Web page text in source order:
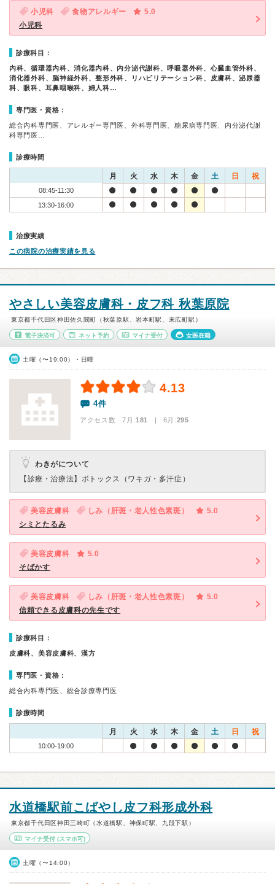
小児科 食物アレルギー
5.0
小児科
診療科目：
内科、循環器内科、消化器内科、内分泌代謝科、呼吸器外科、心臓血管外科、
消化器外科、脳神経外科、整形外科、リハビリテーション科、皮膚科、泌尿器
科、眼科、耳鼻咽喉科、婦人科…
専門医・資格：
総合内科専門医、アレルギー専門医、外科専門医、糖尿病専門医、内分泌代謝
科専門医…
診療時間
月 火 水 木 金 土 日 祝
08:45-11:30
13:30-16:00
治療実績
この病院の治療実績を見る
やさしい美容皮膚科・皮フ科 秋葉原院
東京都千代田区神田佐久間町（秋葉原駅、岩本町駅、末広町駅）
電子決済可 ネット予約 マイナ受付 女医在籍
土曜（〜19:00）・日曜
4.13
4件
アクセス数 7月:181 | 6月:295
わきがについて
【診療・治療法】 ボトックス（ワキガ・多汗症）
美容皮膚科 しみ（肝斑・老人性色素斑）
5.0
シミとたるみ
美容皮膚科
5.0
そばかす
美容皮膚科 しみ（肝斑・老人性色素斑）
5.0
信頼できる皮膚科の先生です
診療科目：
皮膚科、美容皮膚科、漢方
専門医・資格：
総合内科専門医、総合診療専門医
診療時間
月 火 水 木 金 土 日 祝
10:00-19:00
水道橋駅前こばやし皮フ科形成外科
東京都千代田区神田三崎町（水道橋駅、神保町駅、九段下駅）
マイナ受付 (スマホ可)
土曜（〜14:00）